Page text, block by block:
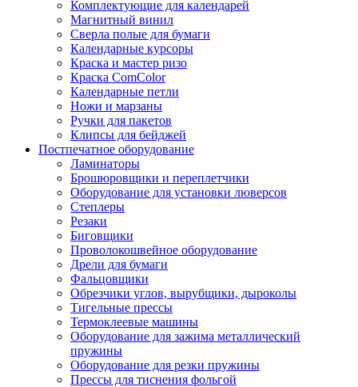
Комплектующие для календарей
Магнитный винил
Сверла полые для бумаги
Календарные курсоры
Краска и мастер ризо
Краска ComColor
Календарные петли
Ножи и марзаны
Ручки для пакетов
Клипсы для бейджей
Постпечатное оборудование
Ламинаторы
Брошюровщики и переплетчики
Оборудование для установки люверсов
Степлеры
Резаки
Биговщики
Проволокошвейное оборудование
Дрели для бумаги
Фальцовщики
Обрезчики углов, вырубщики, дыроколы
Тигельные прессы
Термоклеевые машины
Оборудование для зажима металлический
пружины
Оборудование для резки пружины
Прессы для тиснения фольгой